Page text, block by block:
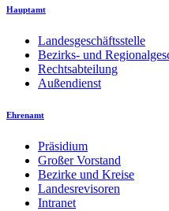
Hauptamt
Landesgeschäftsstelle
Bezirks- und
Rechtsabteilung
Außendienst
Ehrenamt
Präsidium
Großer Vorstand
Bezirke und Kreise
Landesrevisoren
Intranet